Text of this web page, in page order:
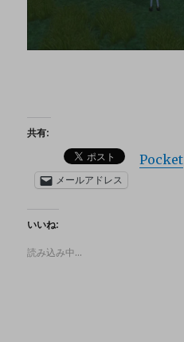
共有:
Pocket
メールアドレス
いいね:
読み込み中…